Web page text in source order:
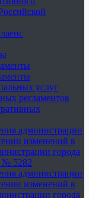
услуг
регламентов
администрации
изменений в
города
№ 5282
администрации
изменений в
города